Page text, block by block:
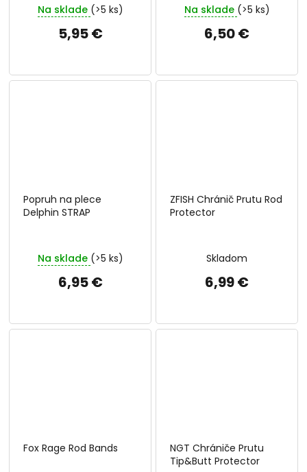
Na sklade (>5 ks)
5,95 €
Na sklade (>5 ks)
6,50 €
Popruh na plece
Delphin STRAP
Na sklade (>5 ks)
6,95 €
ZFISH Chránič Prutu Rod
Protector
Skladom
6,99 €
Fox Rage Rod Bands
NGT Chrániče Prutu
Tip&Butt Protector